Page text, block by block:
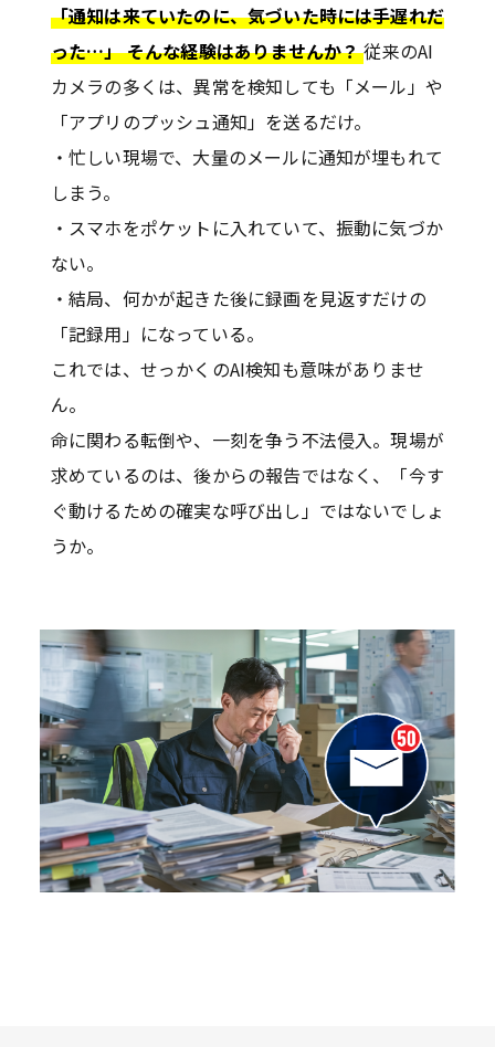
「通知は来ていたのに、気づいた時には手遅れだ
った…」 そんな経験はありませんか？従来のAI
カメラの多くは、異常を検知しても「メール」や
「アプリのプッシュ通知」を送るだけ。
・忙しい現場で、大量のメールに通知が埋もれて
しまう。
・スマホをポケットに入れていて、振動に気づか
ない。
・結局、何かが起きた後に録画を見返すだけの
「記録用」になっている。
これでは、せっかくのAI検知も意味がありませ
ん。
命に関わる転倒や、一刻を争う不法侵入。現場が
求めているのは、後からの報告ではなく、「今す
ぐ動けるための確実な呼び出し」ではないでしょ
うか。